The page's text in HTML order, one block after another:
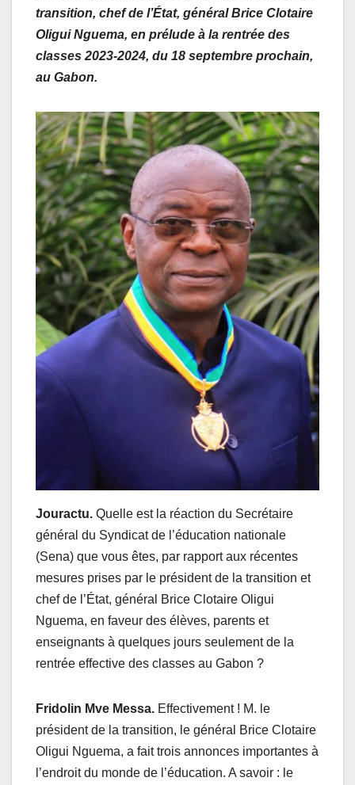
transition, chef de l’État, général Brice Clotaire
Oligui Nguema, en prélude à la rentrée des
classes 2023-2024, du 18 septembre prochain,
au Gabon.
Jouractu. Quelle est la réaction du Secrétaire
général du Syndicat de l’éducation nationale
(Sena) que vous êtes, par rapport aux récentes
mesures prises par le président de la transition et
chef de l’État, général Brice Clotaire Oligui
Nguema, en faveur des élèves, parents et
enseignants à quelques jours seulement de la
rentrée effective des classes au Gabon ?
Fridolin Mve Messa. Effectivement ! M. le
président de la transition, le général Brice Clotaire
Oligui Nguema, a fait trois annonces importantes à
l’endroit du monde de l’éducation. A savoir : le